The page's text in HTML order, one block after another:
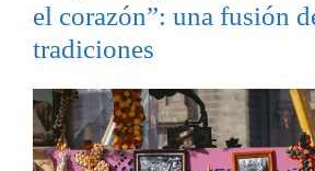
el corazón”: una fusión
tradiciones